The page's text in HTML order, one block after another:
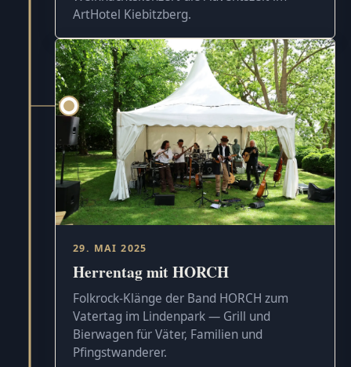
ArtHotel Kiebitzberg.
29. MAI 2025
Herrentag mit HORCH
Folkrock-Klänge der Band HORCH zum
Vatertag im Lindenpark — Grill und
Bierwagen für Väter, Familien und
Pfingstwanderer.